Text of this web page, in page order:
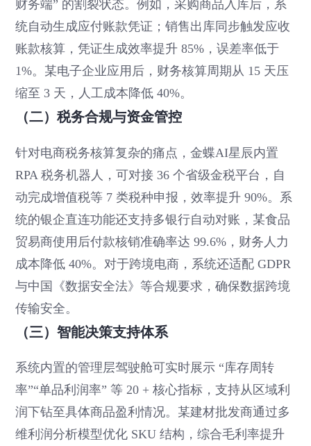
财务端” 的割裂状态。例如，采购商品入库后，系
统自动生成应付账款凭证；销售出库同步触发应收
账款核算，凭证生成效率提升 85%，误差率低于
1%。某电子企业应用后，财务核算周期从 15 天压
缩至 3 天，人工成本降低 40%。
（二）税务合规与资金管控
针对电商税务核算复杂的痛点，金蝶AI星辰内置
RPA 税务机器人，可对接 36 个省级金税平台，自
动完成增值税等 7 类税种申报，效率提升 90%。系
统的银企直连功能还支持多银行自动对账，某食品
贸易商使用后付款核销准确率达 99.6%，财务人力
成本降低 40%。对于跨境电商，系统还适配 GDPR
与中国《数据安全法》等合规要求，确保数据跨境
传输安全。
（三）智能决策支持体系
系统内置的管理层驾驶舱可实时展示 “库存周转
率”“单品利润率” 等 20 + 核心指标，支持从区域利
润下钻至具体商品盈利情况。某建材批发商通过多
维利润分析模型优化 SKU 结构，综合毛利率提升